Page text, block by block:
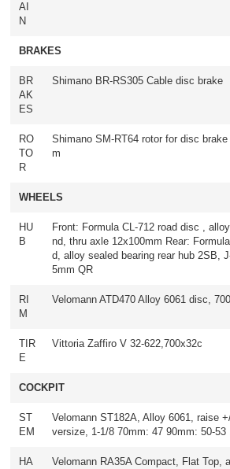
AI
N
BRAKES
BR
AK
ES
Shimano BR-RS305 Cable disc brake
RO
TO
R
Shimano SM-RT64 rotor for disc
m
WHEELS
HU
B
Front: Formula CL-712 road disc ,
nd, thru axle 12x100mm Rear:
d, alloy sealed bearing rear hub 2SB,
5mm QR
RI
M
Velomann ATD470 Alloy 6061 disc,
TIR
E
Vittoria Zaffiro V 32-622,700x32c
COCKPIT
ST
EM
Velomann ST182A, Alloy 6061, raise
versize, 1-1/8 70mm: 47 90mm: 50-53
HA
Velomann RA35A Compact, Flat Top,